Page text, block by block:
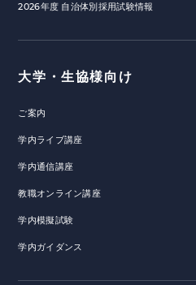
2026年度 自治体別採用試験情報
大学・生協様向け
ご案内
学内ライブ講座
学内通信講座
教職オンライン講座
学内模擬試験
学内ガイダンス